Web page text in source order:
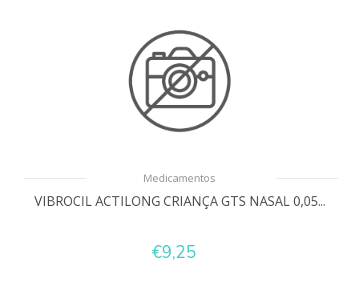
Medicamentos
VIBROCIL ACTILONG CRIANÇA GTS NASAL 0,05...
€9,25